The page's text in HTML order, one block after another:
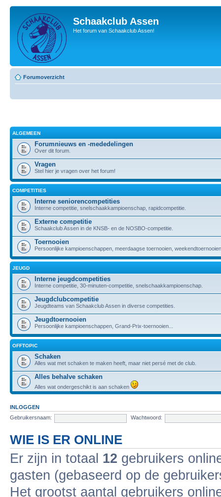
Schaakclub Assen
Het forum van Schaakclub Assen!
Forumoverzicht
ALGEMEEN
Forumnieuws en -mededelingen
Over dit forum.
Vragen
Stel hier je vragen over het forum!
COMPETITIES
Interne seniorencompetities
Interne competitie, snelschaakkampioenschap, rapidcompetitie.
Externe competitie
Schaakclub Assen in de KNSB- en de NOSBO-competitie.
Toernooien
Persoonlijke kampioenschappen, meerdaagse toernooien,
JEUGD
Interne jeugdcompetities
Interne competitie, 30-minuten-competitie, snelschaakkampioenschap.
Jeugdclubcompetitie
Jeugdteams van Schaakclub Assen in diverse competities.
Jeugdtoernooien
Persoonlijke kampioenschappen, Grand-Prix-toernooien...
OFFTOPIC
Schaken
Alles wat met schaken te maken heeft, maar niet persé met de club.
Alles behalve schaken
Alles wat ondergeschikt is aan schaken
INLOGGEN
Gebruikersnaam:
Wachtwoord:
WIE IS ER ONLINE
Er zijn in totaal 12 gebruikers
gasten (gebaseerd op de
Het grootst aantal gebruikers